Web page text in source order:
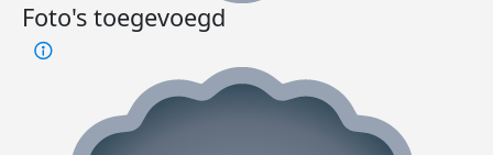
Foto's toegevoegd